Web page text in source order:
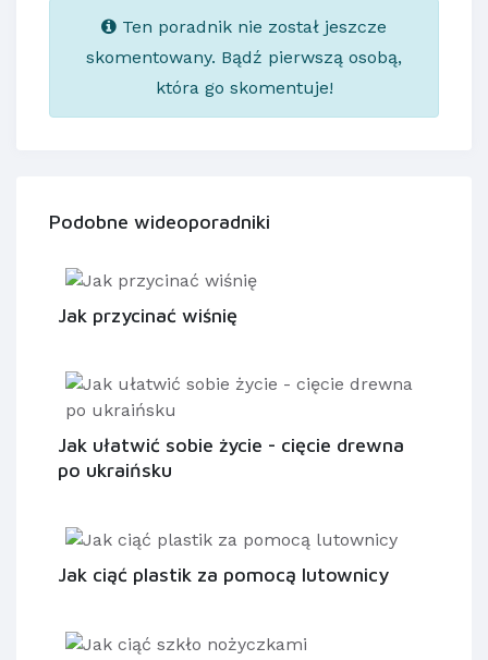
Ten poradnik nie został jeszcze
skomentowany. Bądź pierwszą osobą,
która go skomentuje!
Podobne wideoporadniki
Jak przycinać wiśnię
Jak ułatwić sobie życie - cięcie drewna
po ukraińsku
Jak ciąć plastik za pomocą lutownicy